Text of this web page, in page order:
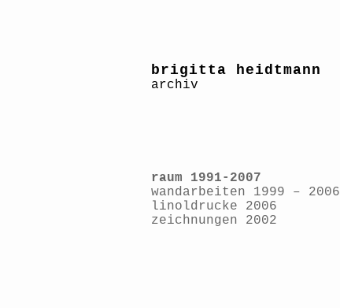
brigitta heidtmann
archiv
raum 1991-2007
wandarbeiten 1999 – 2006
linoldrucke 2006
zeichnungen 2002